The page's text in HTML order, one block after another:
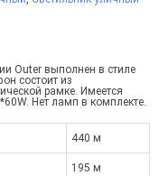
Outer выполнен в стиле
состоит из
рамке. Имеется
Нет ламп в комплекте.
440 м
195 м